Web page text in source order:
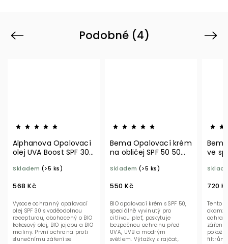
Podobné (4)
Previous
Alphanova Opalovací
olej UVA Boost SPF 30
Skladem (>5 ks)
568 Kč
Vysoce ochranný opalovací
olej SPF 30 s voděodolnou
recepturou, obohacený o BIO
kokosový olej, BIO jojobu a BIO
maliny. První ochrana proti
slunečnímu záření se
Bema Opalovací krém
na obličej SPF 50 50
Skladem (>5 ks)
550 Kč
BIO opalovací krém s SPF 50,
speciálně vyvinutý pro
citlivou pleť, poskytuje
bezpečnou ochranu před
UVA, UVB a modrým
světlem. Výtažky z rajčat,
ve
720
Tento
záření,
filtrům
Next